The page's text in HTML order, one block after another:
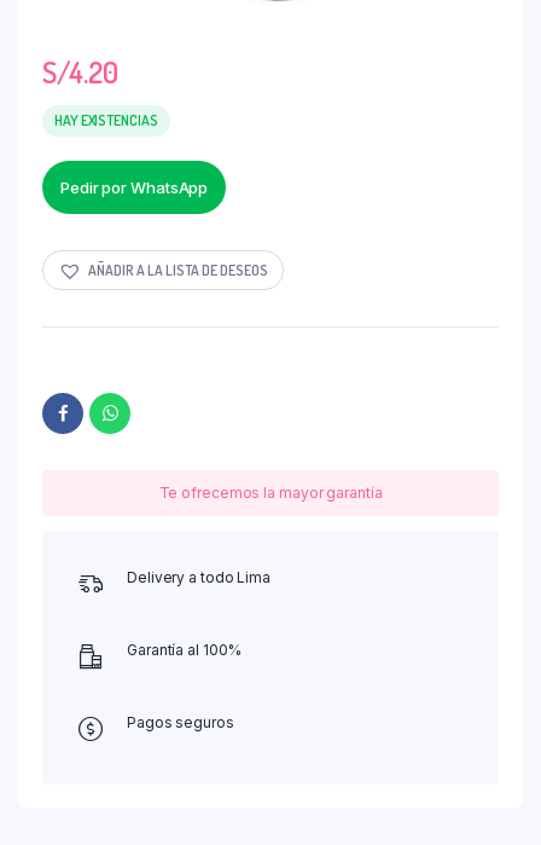
S/4.20
HAY EXISTENCIAS
Pedir por WhatsApp
AÑADIR A LA LISTA DE DESEOS
Te ofrecemos la mayor garantía
Delivery a todo Lima
Garantía al 100%
Pagos seguros